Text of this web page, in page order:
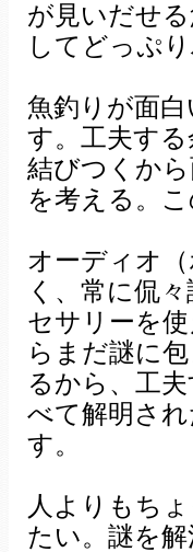
が見いだせ
してどっぷ
魚釣りが面
す。工夫す
結びつくか
を考える。
オーディオ
く、常に侃
セサリーを
らまだ謎に
るから、工
べて解明さ
す。
人よりもち
たい。謎を